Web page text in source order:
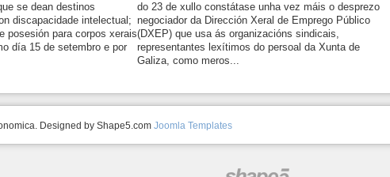
se dean destinos
discapacidade intelectual;
posesión para corpos xerais
día 15 de setembro e por
do 23 de xullo constátase unha vez máis o desprezo
negociador da Dirección Xeral de Emprego Público
(DXEP) que usa ás organizacións sindicais,
representantes lexítimos do persoal da Xunta de
Galiza, como meros...
Designed by Shape5.com Joomla Templates